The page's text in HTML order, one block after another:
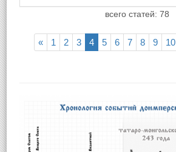
всего статей: 78
« 1 2 3 4 5 6 7 8 9 10